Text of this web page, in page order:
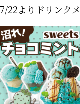
7/22よりドリンク